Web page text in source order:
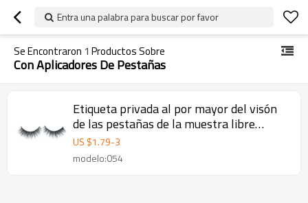
Entra una palabra para buscar por favor
Se Encontraron 1 Productos Sobre
Con Aplicadores De Pestañas
Etiqueta privada al por mayor del visón
de las pestañas de la muestra libre
impermeable con los aplicadores de los
latigazos
US $1.79-3
modelo:054